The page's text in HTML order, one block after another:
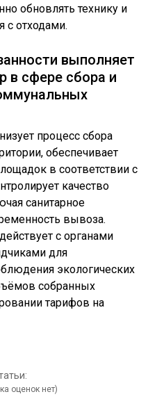
обновлять технику и
с отходами.
выполняет
в сфере сбора и
процесс сбора
обеспечивает
в соответствии с
качество
санитарное
вывоза.
с органами
для
экологических
собранных
тарифов на
оценок нет)